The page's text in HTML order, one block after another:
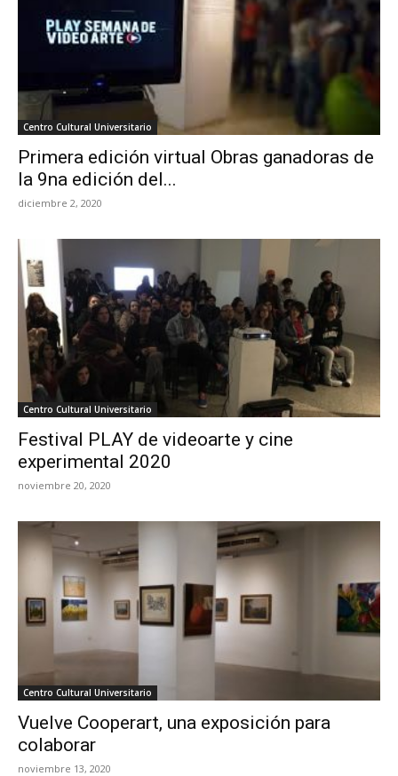
Centro Cultural Universitario
Primera edición virtual Obras ganadoras de
la 9na edición del...
diciembre 2, 2020
Centro Cultural Universitario
Festival PLAY de videoarte y cine
experimental 2020
noviembre 20, 2020
Centro Cultural Universitario
Vuelve Cooperart, una exposición para
colaborar
noviembre 13, 2020